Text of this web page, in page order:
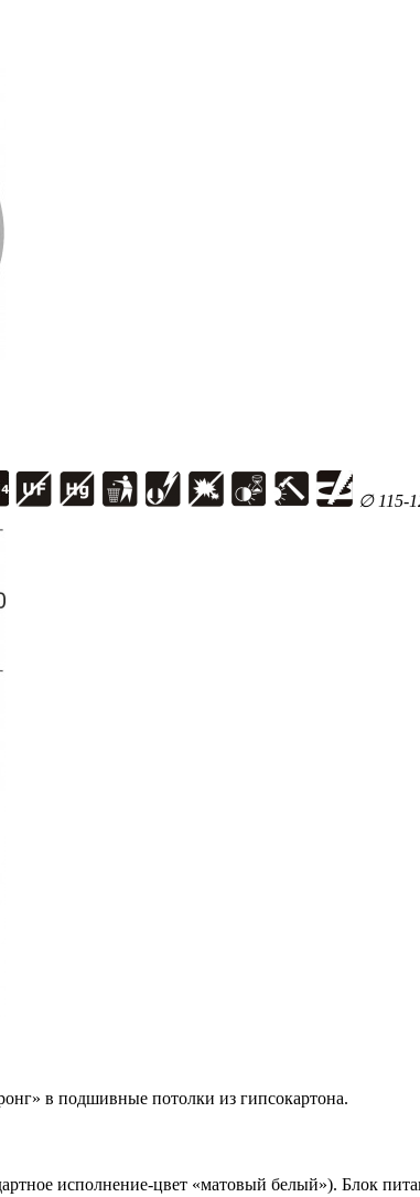
∅ 115-
в подшивные потолки из гипсокартона.
исполнение-цвет «матовый белый»). Блок